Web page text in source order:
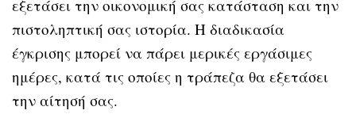
εξετάσει την οικονομική σας κατάσταση και την
πιστοληπτική σας ιστορία. Η διαδικασία
έγκρισης μπορεί να πάρει μερικές εργάσιμες
ημέρες, κατά τις οποίες η τράπεζα θα εξετάσει
την αίτησή σας.